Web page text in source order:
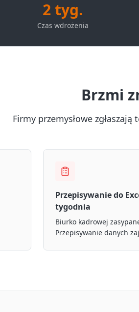
2 tyg.
Czas wdrożenia
Brzmi
Firmy przemysłowe
Przepisywanie do
tygodnia
Biurko kadrowej
Przepisywanie danych